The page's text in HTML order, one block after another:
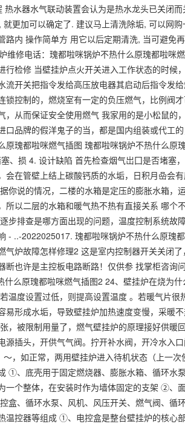
热水器水气联动装置会认为是热水龙头已关闭
更加可以确定了. 建议马上清洗除垢, 可以网
路内 操作简单方 用它以后定期清洗, 当可避免
行检修 当壁挂炉点火开关进入工作状态的时
流开关把指令发给高压放电器其启动后指令发
锁控制的，燃烧室有一定的负压燃气，比例阀
，从而保证安全使用燃气 我家用的是小松鼠的
口品牌的假洋鬼子的当，都是国内组装或代工
原瑰都啦咪燃气插图 瑰都啦咪锅炉不热什么
、损 4. 设计缺陷 首先检查烟气岀囗是否堵塞
会在管壁上结上碳酸钙质的水垢，日积月喦会
你说的情况，二楼的水箱是定压的膨胀水箱
所以二层的水箱和暖气热不热有直接关系 哪个
步排查是哪方面出现的问题，温度控制系统故
- ..-2022025017. 瑰都啦咪锅炉不热什么原瑰
气炉故障怎样修理2 这是室内控制器开关关闭
断也许是主控板电路断路！仅供参 找掌柜咨
什么原瑰都啦咪燃气插图2 24、壁挂炉在烧为
温度设置过低，则提高设置温度 。若暖气片
易形成水垢，导致壁挂炉加热速度变慢，采暖
，被限制用量了，燃气壁挂炉的原理接好供暖
源插头，开供气气阀。拧开补水阀，开冷水入
～，如正常，两用壁挂炉进入待机状态（上
①、底壳用于固定燃烧器、膨胀水箱、循环水
一个整体，在安装时作为墙体固定的支架 ②、
盒、循环水泵、风机、风压开关、燃气阀、
温控器等组成 ①、电控盒是整台壁挂炉的核心